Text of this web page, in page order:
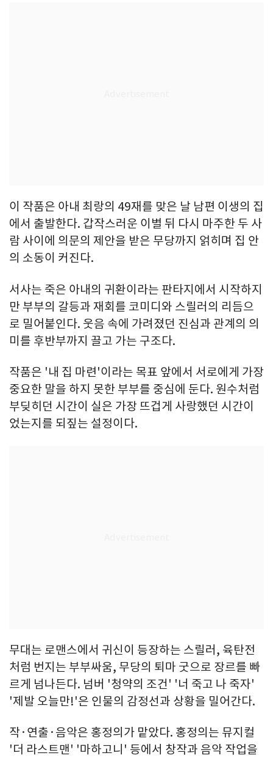
이 작품은 아내 최랑의 49재를 맞은 날 남편 이생의 집
에서 출발한다. 갑작스러운 이별 뒤 다시 마주한 두 사
람 사이에 의문의 제안을 받은 무당까지 얽히며 집 안
의 소동이 커진다.
서사는 죽은 아내의 귀환이라는 판타지에서 시작하지
만 부부의 갈등과 재회를 코미디와 스릴러의 리듬으
로 밀어붙인다. 웃음 속에 가려졌던 진심과 관계의 의
미를 후반부까지 끌고 가는 구조다.
작품은 '내 집 마련'이라는 목표 앞에서 서로에게 가장
중요한 말을 하지 못한 부부를 중심에 둔다. 원수처럼
부딪히던 시간이 실은 가장 뜨겁게 사랑했던 시간이
었는지를 되짚는 설정이다.
무대는 로맨스에서 귀신이 등장하는 스릴러, 육탄전
처럼 번지는 부부싸움, 무당의 퇴마 굿으로 장르를 빠
르게 넘나든다. 넘버 '청약의 조건' '너 죽고 나 죽자'
'제발 오늘만!'은 인물의 감정선과 상황을 밀어간다.
작·연출·음악은 홍정의가 맡았다. 홍정의는 뮤지컬
'더 라스트맨' '마하고니' 등에서 창작과 음악 작업을